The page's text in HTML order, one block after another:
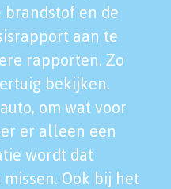
brandstof en de
aan te
rapporten. Zo
bekijken.
om wat voor
er alleen een
wordt dat
Ook bij het